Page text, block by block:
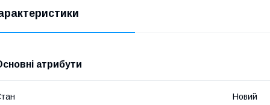
атрибути
Новий